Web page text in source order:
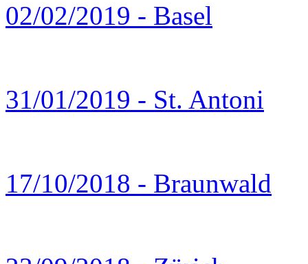
02/02/2019 - Basel
31/01/2019 - St. Antoni
17/10/2018 - Braunwald